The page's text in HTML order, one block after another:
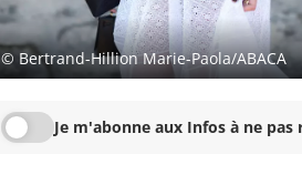
© Bertrand-Hillion Marie-Paola/ABACA
Je m'abonne aux Infos à ne pas